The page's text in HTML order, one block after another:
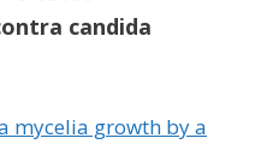
candida
mycelia growth by a